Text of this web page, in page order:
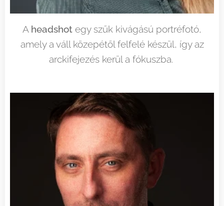
A headshot egy szűk kivágású portréfotó,
amely a váll közepétől felfelé készül, így az
arckifejezés kerül a fókuszba.